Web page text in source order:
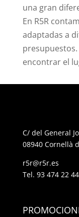
una gran
En R5R
adaptadas a
encontrar el
C/ del General
08940 Cornellà
r5r@r5r.es
Tel. 93 474 22 44